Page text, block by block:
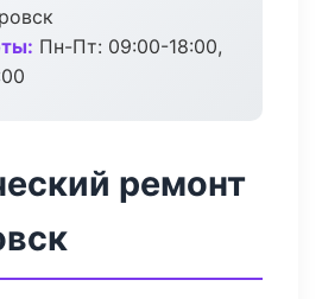
Пн-Пт: 09:00-18:00,
ремонт